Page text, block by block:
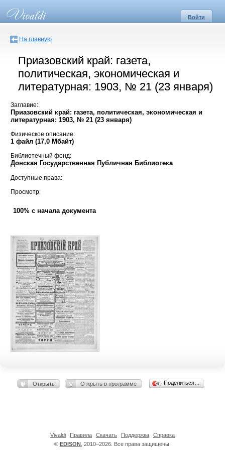
Войти
На главную
Приазовский край: газета,
политическая, экономическая и
литературная: 1903, № 21 (23 января)
Заглавие:
Приазовский край: газета, политическая, экономическая и
литературная: 1903, № 21 (23 января)
Физическое описание:
1 файл (17,0 Мбайт)
Библиотечный фонд:
Донская Государственная Публичная Библиотека
Доступные права:
Просмотр:
100% с начала документа
Открыть Открыть в программе Поделиться…
© EDISON , 2010–2026. Все права защищены.
Vivaldi Правила Скачать Поддержка Справка